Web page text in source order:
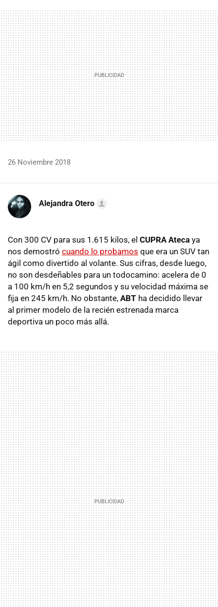
MAIL
26 Noviembre 2018
Alejandra Otero
Con 300 CV para sus 1.615 kilos, el CUPRA Ateca ya
nos demostró cuando lo probamos que era un SUV tan
ágil como divertido al volante. Sus cifras, desde luego,
no son desdeñables para un todocamino: acelera de 0
a 100 km/h en 5,2 segundos y su velocidad máxima se
fija en 245 km/h. No obstante, ABT ha decidido llevar
al primer modelo de la recién estrenada marca
deportiva un poco más allá.